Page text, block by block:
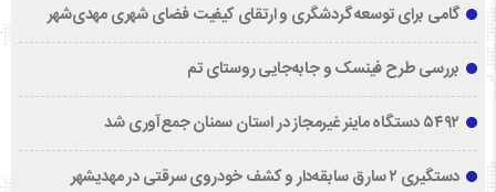
گامی برای توسعه گردشگری و ارتقای کیفیت فضای شهری مهدی‌شهر
بررسی طرح فینسک و جابه‌جایی روستای تم
۵۴۹۲ دستگاه ماینر غیرمجاز در استان سمنان جمع‌آوری شد
دستگیری ۲ سارق سابقه‌دار و کشف خودروی سرقتی در مهدیشهر